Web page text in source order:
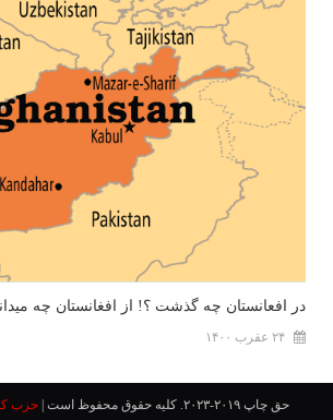
در افعانستان چه گذشت ؟! از افغانستان چه
۲۴ عقرب ۱۴۰۰
حق چاپ ۲۰۱۹-۲۰۲۳. کلیه حقوق محفوظ است |حزب